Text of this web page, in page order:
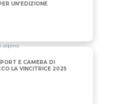
TRIPLO ANNIVERSARIO
UN’EDIZIONE
CAMERA DI COMMERCIO:
alpino
E CAMERA DI
LA VINCITRICE 2025